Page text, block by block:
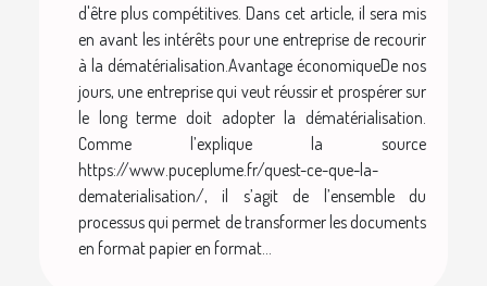
d'être plus compétitives. Dans cet article, il sera mis
en avant les intérêts pour une entreprise de recourir
à la dématérialisation.Avantage économiqueDe nos
jours, une entreprise qui veut réussir et prospérer sur
le long terme doit adopter la dématérialisation.
Comme l’explique la source
https://www.puceplume.fr/quest-ce-que-la-
dematerialisation/, il s’agit de l’ensemble du
processus qui permet de transformer les documents
en format papier en format...